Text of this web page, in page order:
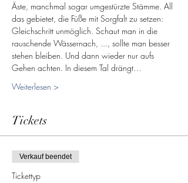
Äste, manchmal sogar umgestürzte Stämme. All
das gebietet, die Füße mit Sorgfalt zu setzen:
Gleichschritt unmöglich. Schaut man in die
rauschende Wässernach, ..., sollte man besser
stehen bleiben. Und dann wieder nur aufs
Gehen achten. In diesem Tal drängt…
Weiterlesen >
Tickets
Verkauf beendet
Tickettyp